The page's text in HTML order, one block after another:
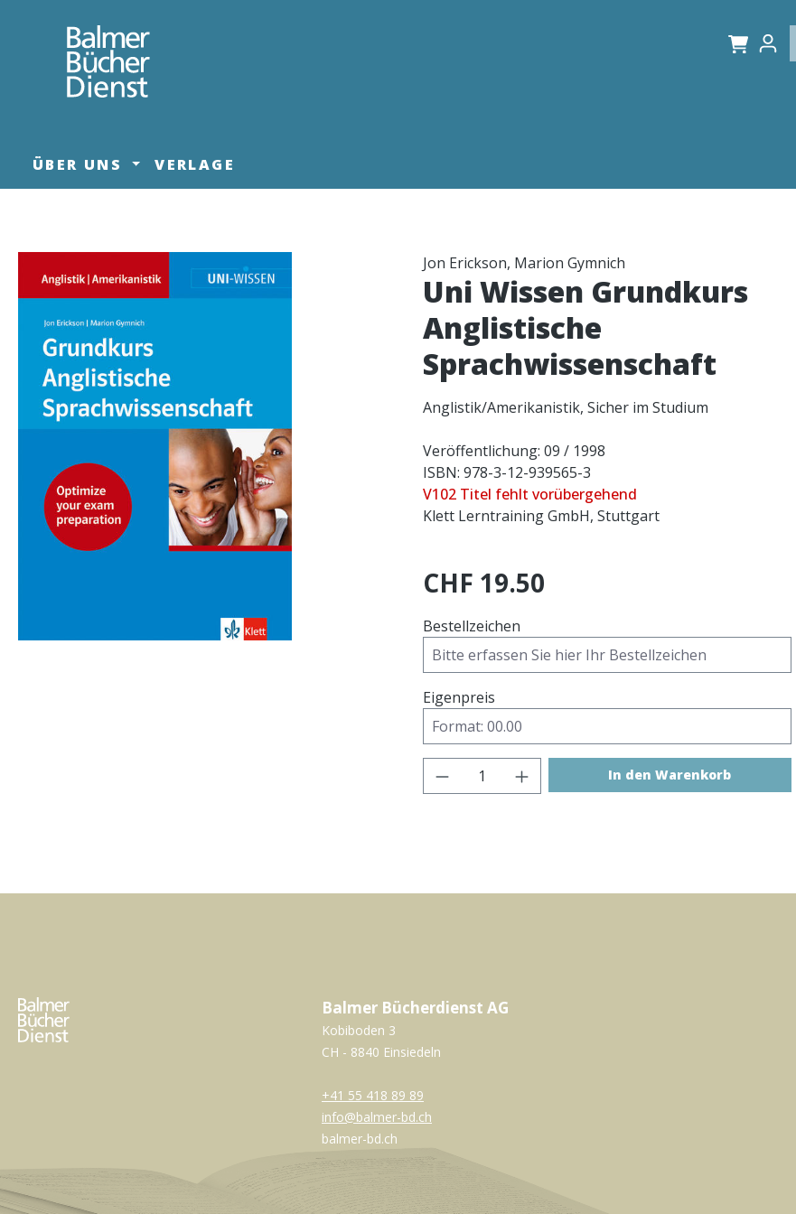
Zur Hauptnavigation springen
ÜBER UNS VERLAGE
Jon Erickson, Marion Gymnich
Uni Wissen Grundkurs
Anglistische
Sprachwissenschaft
Anglistik/Amerikanistik, Sicher im Studium
Veröffentlichung: 09 / 1998
ISBN: 978-3-12-939565-3
V102 Titel fehlt vorübergehend
Klett Lerntraining GmbH, Stuttgart
CHF 19.50
Bestellzeichen
Eigenpreis
Produkt Anzahl: Gib den
In den Warenkorb
Balmer Bücherdienst AG
Kobiboden 3
CH - 8840 Einsiedeln
+41 55 418 89 89
info@balmer-bd.ch
balmer-bd.ch